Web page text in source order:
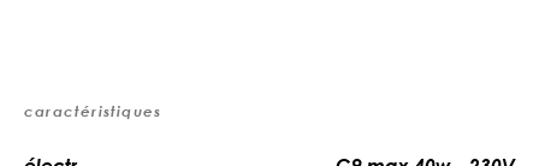
caractéristiques